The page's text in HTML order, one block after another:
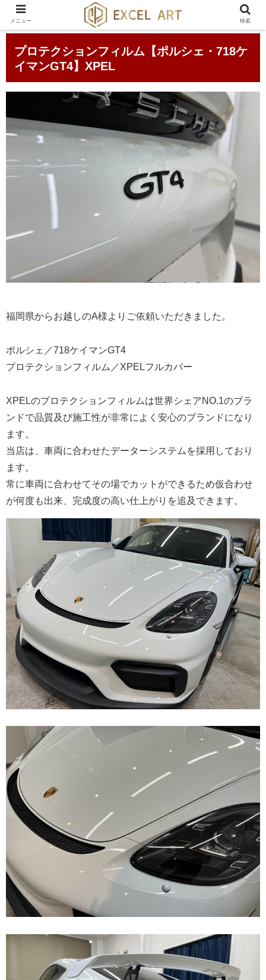
プロテクションフィルム【ポルシェ・718ケ
イマンGT4】XPEL
福岡県からお越しのA様よりご依頼いただきました。
ポルシェ／718ケイマンGT4
プロテクションフィルム／XPELフルカバー
XPELのプロテクションフィルムは世界シェアNO.1のブラ
ンドで品質及び施工性が非常によく安心のブランドになり
ます。
当店は、車両に合わせたデーターシステムを採用しており
ます。
常に車両に合わせてその場でカットができるため仮合わせ
が何度も出来、完成度の高い仕上がりを追及できます。
メニュー 検索